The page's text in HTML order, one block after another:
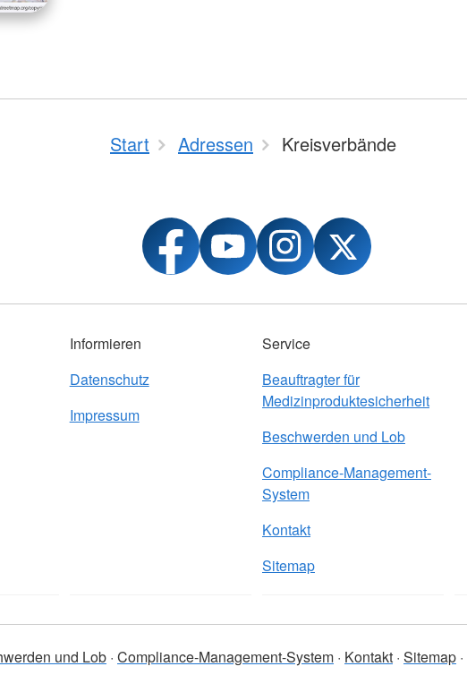
Start Adressen Kreisverbände
Informieren
Datenschutz
Impressum
Service
Beauftragter für
Medizinproduktesicherheit
Beschwerden und Lob
Compliance-Management-
System
Kontakt
Sitemap
und Lob Compliance-Management-System Kontakt Sitemap